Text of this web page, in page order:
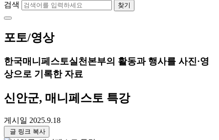
검색 찾기
포토/영상
한국매니페스토실천본부의 활동과 행사를 사진·영
상으로 기록한 자료
신안군, 매니페스토 특강
게시일 2025.9.18
글 링크 복사